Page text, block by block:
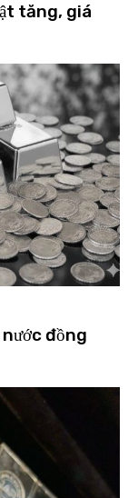
tăng, giá
đồng